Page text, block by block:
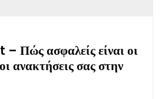
Πώς ασφαλείς είναι οι
ανακτήσεις σας στην